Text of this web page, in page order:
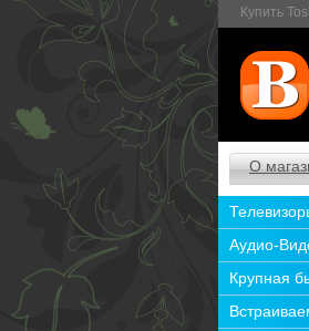
Купить
О
Аудио-
Крупная